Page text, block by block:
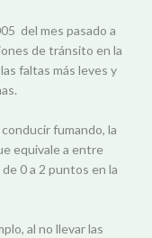
del mes pasado a
de tránsito en la
faltas más leves y
fumando, la
equivale a entre
0 a 2 puntos en la
al no llevar las